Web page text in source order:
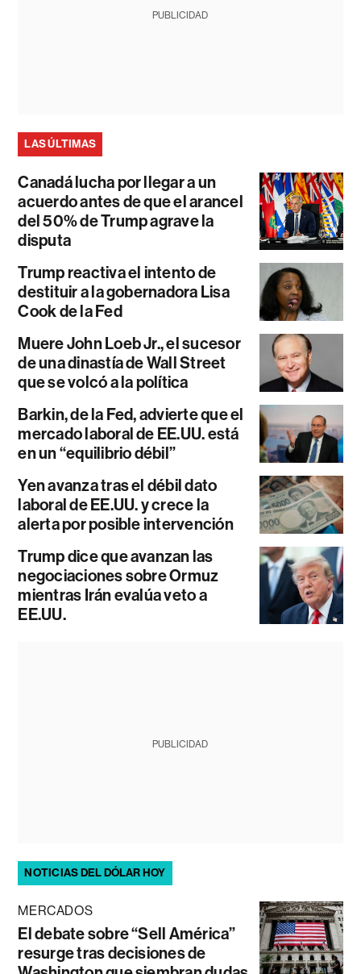
PUBLICIDAD
LAS ÚLTIMAS
Canadá lucha por llegar a un
acuerdo antes de que el arancel
del 50% de Trump agrave la
disputa
Trump reactiva el intento de
destituir a la gobernadora Lisa
Cook de la Fed
Muere John Loeb Jr., el sucesor
de una dinastía de Wall Street
que se volcó a la política
Barkin, de la Fed, advierte que el
mercado laboral de EE.UU. está
en un “equilibrio débil”
Yen avanza tras el débil dato
laboral de EE.UU. y crece la
alerta por posible intervención
Trump dice que avanzan las
negociaciones sobre Ormuz
mientras Irán evalúa veto a
EE.UU.
PUBLICIDAD
NOTICIAS DEL DÓLAR HOY
MERCADOS
El debate sobre “Sell América”
resurge tras decisiones de